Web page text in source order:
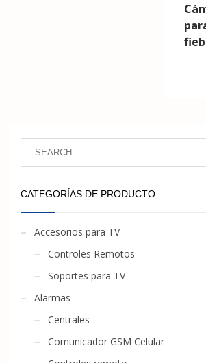
CATEGORÍAS DE PRODUCTO
Accesorios para TV
Controles Remotos
Soportes para TV
Alarmas
Centrales
Comunicador GSM Celular